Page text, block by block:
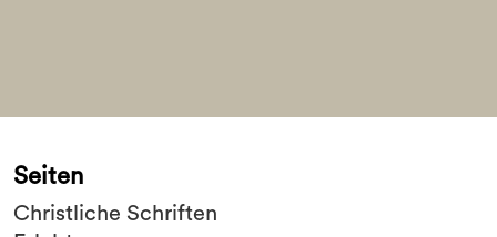
Seiten
Christliche Schriften